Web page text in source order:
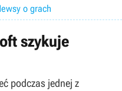
o grach
szykuje
podczas jednej z